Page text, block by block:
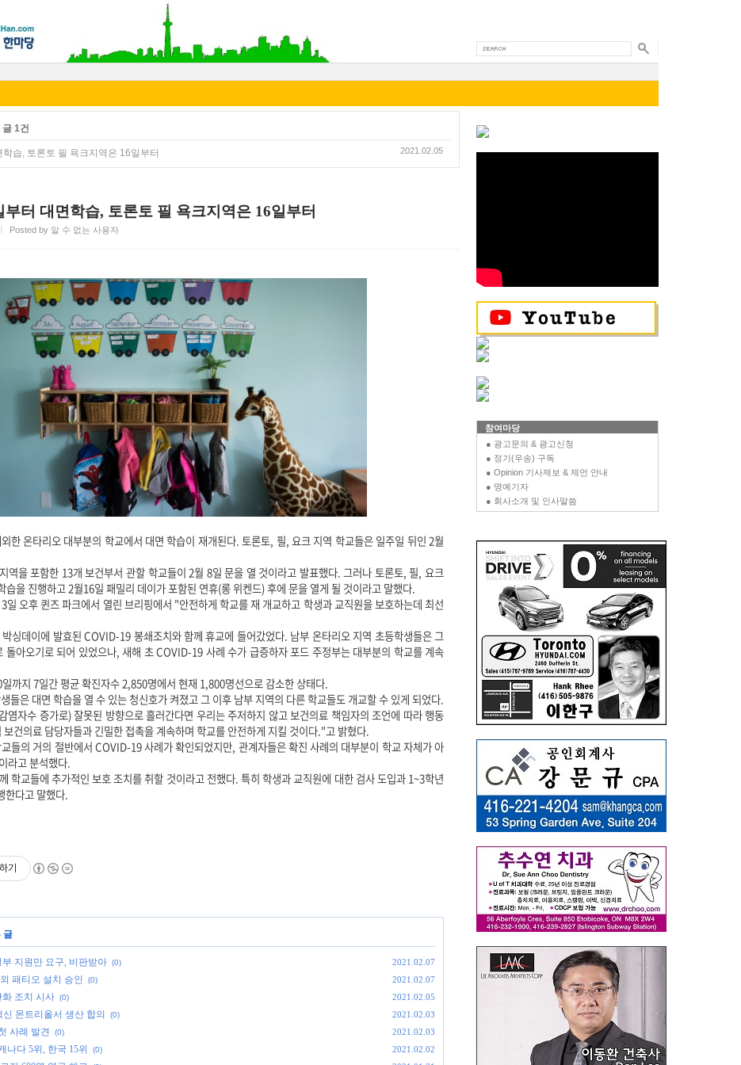
1건
2021.02.05
습, 토론토 필 욕크지역은 16일부터
터 대면학습, 토론토 필 욕크지역은 16일부터
Posted by 알 수 없는 사용자
한 온타리오 대부분의 학교에서 대면 학습이 재개된다. 토론토, 필, 요크 지역 학교들은 일주일 뒤인 2월
역을 포함한 13개 보건부서 관할 학교들이 2월 8일 문을 열 것이라고 발표했다. 그러나 토론토, 필, 요크
습을 진행하고 2월16일 패밀리 데이가 포함된 연휴(롱 위켄드) 후에 문을 열게 될 것이라고 말했다.
일 오후 퀸즈 파크에서 열린 브리핑에서 "안전하게 학교를 재 개교하고 학생과 교직원을 보호하는데 최선
싱데이에 발효된 COVID-19 봉쇄조치와 함께 휴교에 들어갔었다. 남부 온타리오 지역 초등학생들은 그
돌아오기로 되어 있었으나, 새해 초 COVID-19 사례 수가 급증하자 포드 주정부는 대부분의 학교를 계속
까지 7일간 평균 확진자수 2,850명에서 현재 1,800명선으로 감소한 상태다.
들은 대면 학습을 열 수 있는 청신호가 켜졌고 그 이후 남부 지역의 다른 학교들도 개교할 수 있게 되었다.
염자수 증가로) 잘못된 방향으로 흘러간다면 우리는 주저하지 않고 보건의료 책임자의 조언에 따라 행동
건의료 담당자들과 긴밀한 접촉을 계속하며 학교를 안전하게 지킬 것이다."고 밝혔다.
들의 거의 절반에서 COVID-19 사례가 확인되었지만, 관계자들은 확진 사례의 대부분이 학교 자체가 아
라고 분석했다.
학교들에 추가적인 보호 조치를 취할 것이라고 전했다. 특히 학생과 교직원에 대한 검사 도입과 1~3학년
한다고 말했다.
기
글
지원만 요구, 비판받아 (0) 2021.02.07
패티오 설치 승인 (0) 2021.02.07
조치 시사 (0) 2021.02.05
몬트리올서 생산 합의 (0) 2021.02.03
사례 발견 (0) 2021.02.03
나다 5위, 한국 15위 (0) 2021.02.02
참여마당
● 광고문의 & 광고신청
● 정기(우송) 구독
● Opinion 기사제보 & 제언 안내
● 명예기자
● 회사소개 및 인사말씀